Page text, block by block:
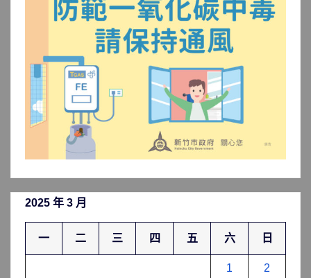
2025 年 3 月
一 二 三 四 五 六 日
1 2